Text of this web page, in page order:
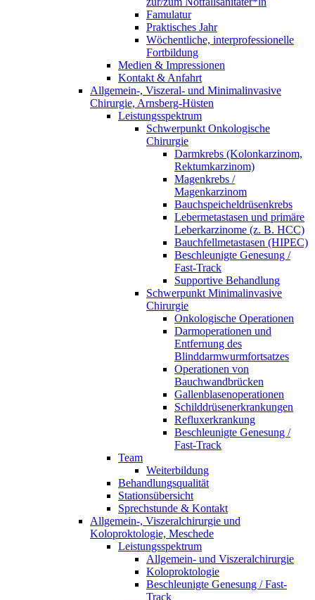
Famulatur
Praktisches Jahr
Wöchentliche, interprofessionelle
Fortbildung
Medien & Impressionen
Kontakt & Anfahrt
Allgemein-, Viszeral- und Minimalinvasive
Chirurgie, Arnsberg-Hüsten
Leistungsspektrum
Schwerpunkt Onkologische
Chirurgie
Darmkrebs (Kolonkarzinom,
Rektumkarzinom)
Magenkrebs /
Magenkarzinom
Bauchspeicheldrüsenkrebs
Lebermetastasen und primäre
Leberkarzinome (z. B. HCC)
Bauchfellmetastasen (HIPEC)
Beschleunigte Genesung /
Fast-Track
Supportive Behandlung
Schwerpunkt Minimalinvasive
Chirurgie
Onkologische Operationen
Darmoperationen und
Entfernung des
Blinddarmwurmfortsatzes
Operationen von
Bauchwandbrücken
Gallenblasenoperationen
Schilddrüsenerkrankungen
Refluxerkrankung
Beschleunigte Genesung /
Fast-Track
Team
Weiterbildung
Behandlungsqualität
Stationsübersicht
Sprechstunde & Kontakt
Allgemein-, Viszeralchirurgie und
Koloproktologie, Meschede
Leistungsspektrum
Allgemein- und Viszeralchirurgie
Koloproktologie
Beschleunigte Genesung / Fast-
Track